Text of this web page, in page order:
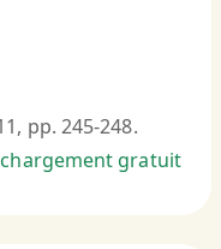
pp. 245-248.
gratuit